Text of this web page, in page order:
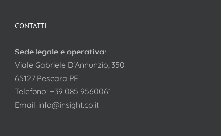
CONTATTI
Sede legale e operativa:
Viale Gabriele D’Annunzio, 350
65127 Pescara PE
Telefono: +39 085 9560061
Email: info@insight.co.it